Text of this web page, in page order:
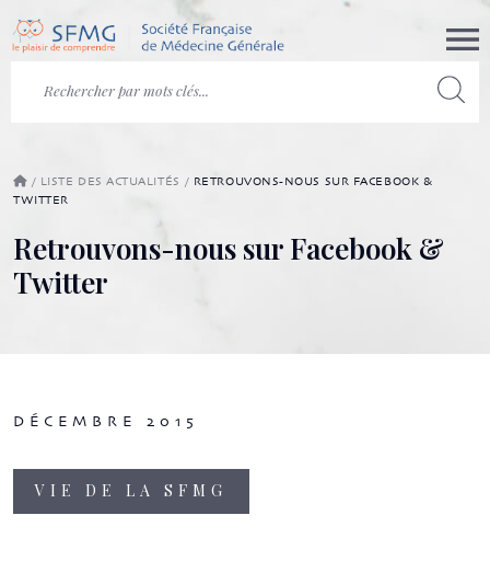
/ LISTE DES ACTUALITÉS / RETROUVONS-NOUS SUR FACEBOOK &
TWITTER
Retrouvons-nous sur Facebook &
Twitter
DÉCEMBRE 2015
VIE DE LA SFMG